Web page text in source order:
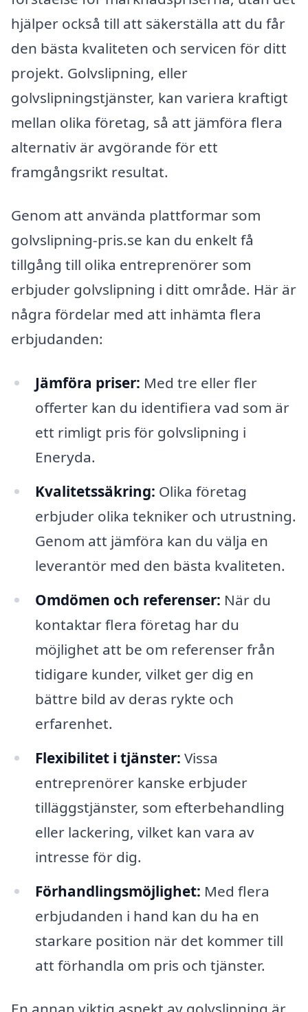
hjälper också till att säkerställa att du får
den bästa kvaliteten och servicen för ditt
projekt. Golvslipning, eller
golvslipningstjänster, kan variera kraftigt
mellan olika företag, så att jämföra flera
alternativ är avgörande för ett
framgångsrikt resultat.
Genom att använda plattformar som
golvslipning-pris.se kan du enkelt få
tillgång till olika entreprenörer som
erbjuder golvslipning i ditt område. Här är
några fördelar med att inhämta flera
erbjudanden:
Jämföra priser: Med tre eller fler
offerter kan du identifiera vad som är
ett rimligt pris för golvslipning i
Eneryda.
Kvalitetssäkring: Olika företag
erbjuder olika tekniker och utrustning.
Genom att jämföra kan du välja en
leverantör med den bästa kvaliteten.
Omdömen och referenser: När du
kontaktar flera företag har du
möjlighet att be om referenser från
tidigare kunder, vilket ger dig en
bättre bild av deras rykte och
erfarenhet.
Flexibilitet i tjänster: Vissa
entreprenörer kanske erbjuder
tilläggstjänster, som efterbehandling
eller lackering, vilket kan vara av
intresse för dig.
Förhandlingsmöjlighet: Med flera
erbjudanden i hand kan du ha en
starkare position när det kommer till
att förhandla om pris och tjänster.